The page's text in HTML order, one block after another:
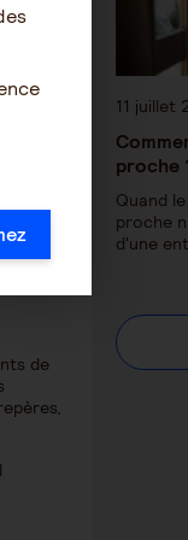
Les
de
11 juillet
proche
Quand
proche
d'une